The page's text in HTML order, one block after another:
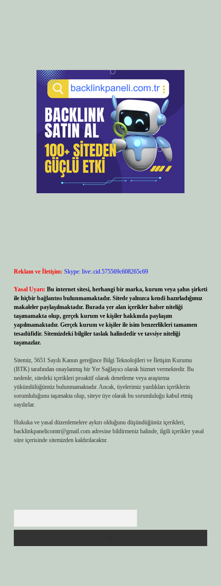
Reklam ve İletişim: Skype: live:.cid.575569c608265c69
Yasal Uyarı: Bu internet sitesi, herhangi bir marka, kurum veya şahıs şirketi
ile hiçbir bağlantısı bulunmamaktadır. Sitede yalnızca kendi hazırladığımız
makaleler paylaşılmaktadır. Burada yer alan içerikler haber niteliği
taşımamakta olup, gerçek kurum ve kişiler hakkında paylaşım
yapılmamaktadır. Gerçek kurum ve kişiler ile isim benzerlikleri tamamen
tesadüfidir. Sitemizdeki bilgiler taslak halindedir ve tavsiye niteliği
taşımazlar.
Sitemiz, 5651 Sayılı Kanun gereğince Bilgi Teknolojileri ve İletişim Kurumu
(BTK) tarafından onaylanmış bir Yer Sağlayıcı olarak hizmet vermektedir. Bu
nedenle, sitedeki içerikleri proaktif olarak denetleme veya araştırma
yükümlülüğümüz bulunmamaktadır. Ancak, üyelerimiz yazdıkları içeriklerin
sorumluluğunu taşımakta olup, siteye üye olarak bu sorumluluğu kabul etmiş
sayılırlar.
Hukuka ve yasal düzenlemelere aykırı olduğunu düşündüğünüz içerikleri,
backlinkpanelicomtr@gmail.com adresine bildirmeniz halinde, ilgili içerikler yasal
süre içerisinde sitemizden kaldırılacaktır.